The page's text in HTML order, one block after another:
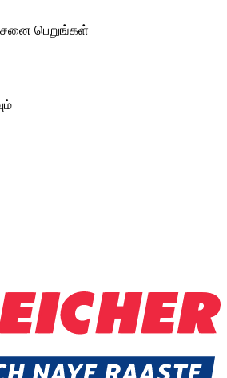
பெறுங்கள்